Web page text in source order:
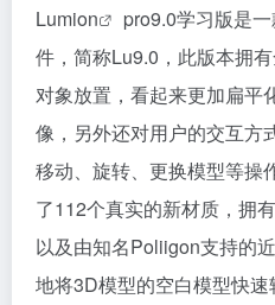
Lumion
pro9.0学习版是
件，简称Lu9.0，此版本拥
对象放置，看起来更加扁平
像，另外还对用户的交互方
移动、旋转、更换模型等操
了112个真实的新材质，拥
以及由知名Poliigon支持的
地将3D模型的空白模型快